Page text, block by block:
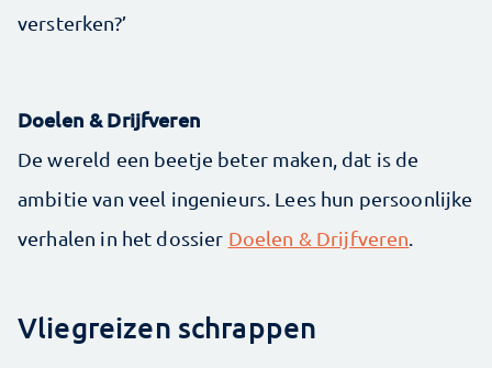
versterken?’
Doelen & Drijfveren
De wereld een beetje beter maken, dat is de
ambitie van veel ingenieurs. Lees hun persoonlijke
verhalen in het dossier Doelen & Drijfveren
Vliegreizen schrappen